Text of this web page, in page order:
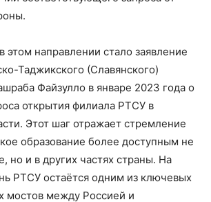
этом направлении стало заявление
Таджикского (Славянского)
Файзулло в январе 2023 года о
открытия филиала РТСУ в
Этот шаг отражает стремление
образование более доступным не
но и в других частях страны. На
РТСУ остаётся одним из ключевых
мостов между Россией и